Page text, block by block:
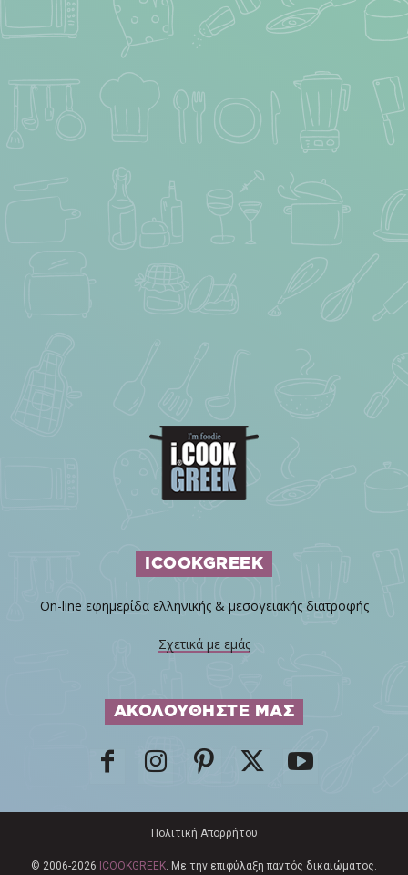
ICOOKGREEK
On-line εφημερίδα ελληνικής & μεσογειακής διατροφής
Σχετικά με εμάς
ΑΚΟΛΟΥΘΗΣΤΕ ΜΑΣ
Πολιτική Απορρήτου
© 2006-2026 ICOOKGREEK. Με την επιφύλαξη παντός δικαιώματος.